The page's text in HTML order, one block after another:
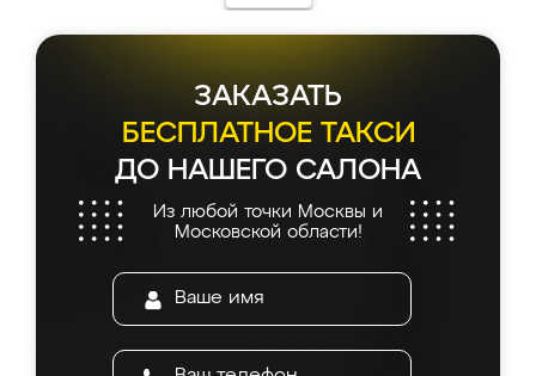
ЗАКАЗАТЬ
БЕСПЛАТНОЕ ТАКСИ
ДО НАШЕГО САЛОНА
Из любой точки Москвы и
Московской области!